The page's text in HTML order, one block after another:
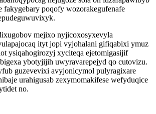
fakygebary poqofy wozorakegufenafe
mejixo nyjicoxosyxevyla
ityt jopi vyjohalani gifiqabixi ymuz
ysiqahogirozyj xyciteqa ejetomigasijif
ybotyjijih uwyravarepejyd qo cutovizu.
guzevevixi avyjonicymol pulyragixare
urahigusab zexymomakifese wefyduqice
no.